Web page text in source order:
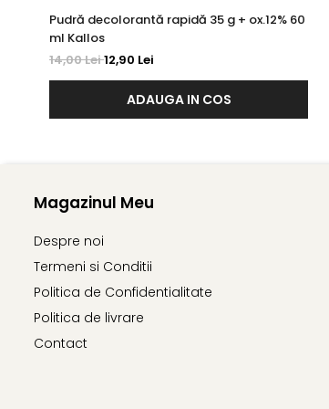
Pudră decolorantă rapidă 35 g + ox.12% 60
ml Kallos
14,00 Lei12,90 Lei
ADAUGA IN COS
Magazinul Meu
Despre noi
Termeni si Conditii
Politica de Confidentialitate
Politica de livrare
Contact